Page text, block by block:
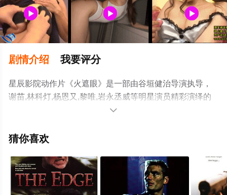
剧情介绍 我要评分
星辰影院动作片《火遮眼》是一部由谷垣健治导演执导，
谢苗,林科灯,杨恩又,黎唯,岩永丞威等明星演员精彩演绎的
中国大陆电影，手机免费观看高清无删减完整版电影大全
猫或剧情网等平台了解。

猜你喜欢